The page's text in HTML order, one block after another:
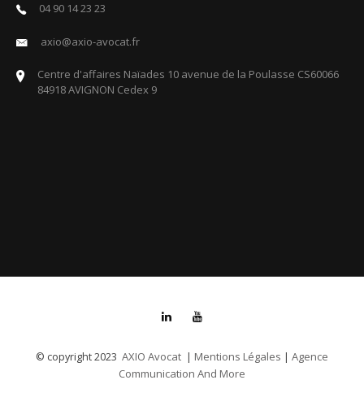
04 90 14 23 23
axio@axio-avocat.fr
Centre d'affaires Naïades 10 avenue de la Poulasse CS60066
84918 AVIGNON Cedex 9
© copyright 2023 AXIO Avocat Mentions Légales
Agence
Communication And More